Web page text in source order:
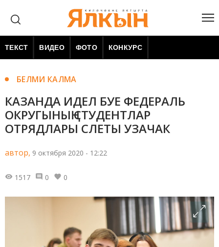
ТЕКСТ ВИДЕО ФОТО КОНКУРС
БЕЛМИ КАЛМА
КАЗАНДА ИДЕЛ БУЕ ФЕДЕРАЛЬ
ОКРУГЫНЫҢ СТУДЕНТЛАР
ОТРЯДЛАРЫ СЛЕТЫ УЗАЧАК
автор, 9 октября 2020 - 12:22
1517 0 0